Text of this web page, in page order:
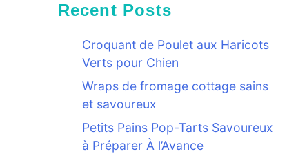
Recent Posts
Croquant de Poulet aux Haricots
Verts pour Chien
Wraps de fromage cottage sains
et savoureux
Petits Pains Pop-Tarts Savoureux
à Préparer À l’Avance